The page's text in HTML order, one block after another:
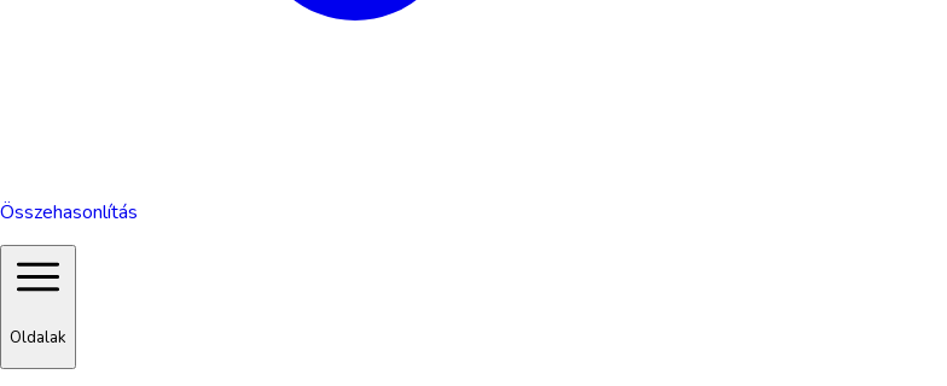
Összehasonlítás
Oldalak